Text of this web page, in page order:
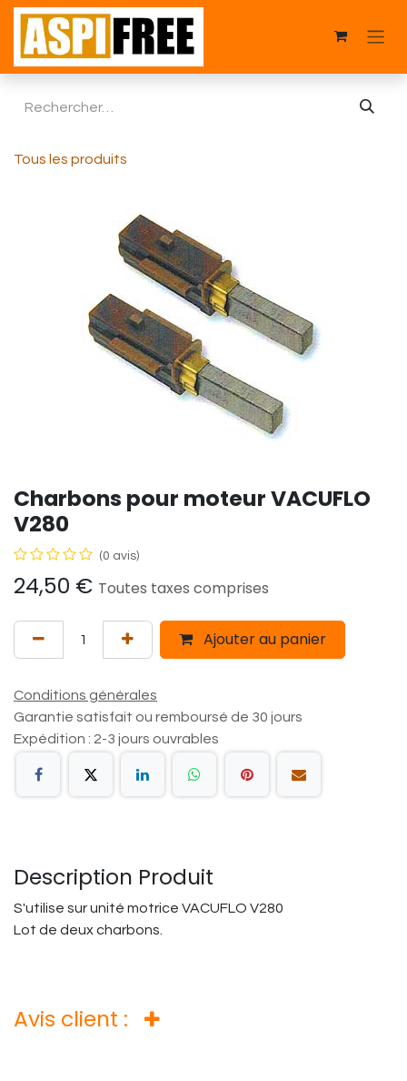
Se rendre au contenu
Tous les produits
Charbons pour moteur VACUFLO
V280
(0 avis)
24,50 € Toutes taxes comprises
Ajouter au panier
Conditions générales
Garantie satisfait ou remboursé de 30 jours
Expédition : 2-3 jours ouvrables
Description Produit
S'utilise sur unité motrice VACUFLO V280
Lot de deux charbons.
Avis client :